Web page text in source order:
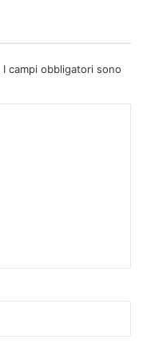
I campi obbligatori sono